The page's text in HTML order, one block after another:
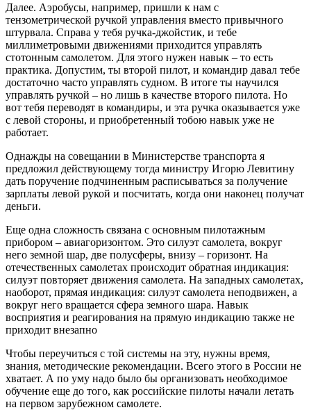
Далее. Аэробусы, например, пришли к нам с
тензометрической ручкой управления вместо привычного
штурвала. Справа у тебя ручка-джойстик, и тебе
миллиметровыми движениями приходится управлять
стотонным самолетом. Для этого нужен навык – то есть
практика. Допустим, ты второй пилот, и командир давал тебе
достаточно часто управлять судном. В итоге ты научился
управлять ручкой – но лишь в качестве второго пилота. Но
вот тебя переводят в командиры, и эта ручка оказывается уже
с левой стороны, и приобретенный тобою навык уже не
работает.
Однажды на совещании в Министерстве транспорта я
предложил действующему тогда министру Игорю Левитину
дать поручение подчиненным расписываться за получение
зарплаты левой рукой и посчитать, когда они наконец получат
деньги.
Еще одна сложность связана с основным пилотажным
прибором – авиагоризонтом. Это силуэт самолета, вокруг
него земной шар, две полусферы, внизу – горизонт. На
отечественных самолетах происходит обратная индикация:
силуэт повторяет движения самолета. На западных самолетах,
наоборот, прямая индикация: силуэт самолета неподвижен, а
вокруг него вращается сфера земного шара. Навык
восприятия и реагирования на прямую индикацию также не
приходит внезапно
Чтобы переучиться с той системы на эту, нужны время,
знания, методические рекомендации. Всего этого в России не
хватает. А по уму надо было бы организовать необходимое
обучение еще до того, как российские пилоты начали летать
на первом зарубежном самолете.